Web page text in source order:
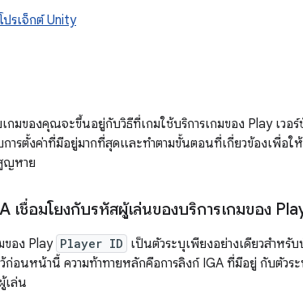
รเจ็กต์ Unity
กมของคุณจะขึ้นอยู่กับวิธีที่เกมใช้บริการเกมของ Play เวอ
ารตั้งค่าที่มีอยู่มากที่สุดและทำตามขั้นตอนที่เกี่ยวข้องเพื่อใ
ญหาย
เชื่อมโยงกับรหัสผู้เล่นของบริการเกมของ
ของ Play Player ID เป็นตัวระบุเพียงอย่างเดียวสำห
ก่อนหน้านี้ ความท้าทายหลักคือการลิงก์ IGA ที่มีอยู่ กับตัวร
เล่น